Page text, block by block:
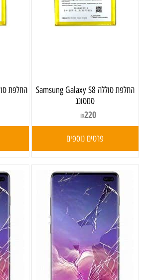
‏החלפת סוללה Samsung Galaxy S8
סמסונג
₪220
פרטים נוספים